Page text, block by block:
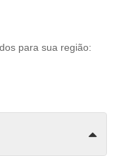
para sua região: